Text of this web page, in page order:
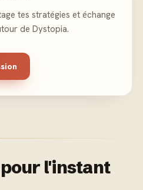
tes stratégies et échange
de Dystopia.
l'instant